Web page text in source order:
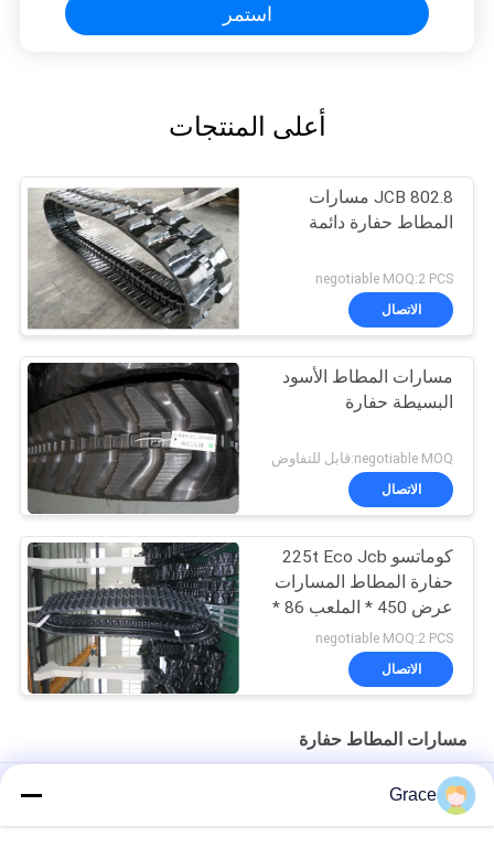
استمر
أعلى المنتجات
JCB 802.8 مسارات
المطاط حفارة دائمة
negotiable MOQ:2 PCS
الاتصال
مسارات المطاط الأسود
البسيطة حفارة
negotiable MOQ:قابل للتفاوض
الاتصال
كوماتسو 225t Eco Jcb
حفارة المطاط المسارات
عرض 450 * الملعب 86 *
وصلات 56
negotiable MOQ:2 PCS
الاتصال
مسارات المطاط حفارة
مسار مطاطي مطاطي 180x72x36 للمحمولة المصغرة
مسار مطاطي 230x72x45 لآلات البناء
Grace